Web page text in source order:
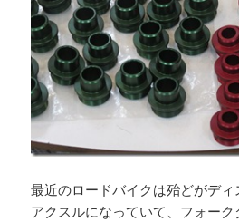
最近のロードバイクは殆どがデ
アクスルになっていて、フォー